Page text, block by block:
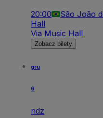
20:00 São João
Hall
Via Music Hall
Zobacz bilety
gru
6
ndz